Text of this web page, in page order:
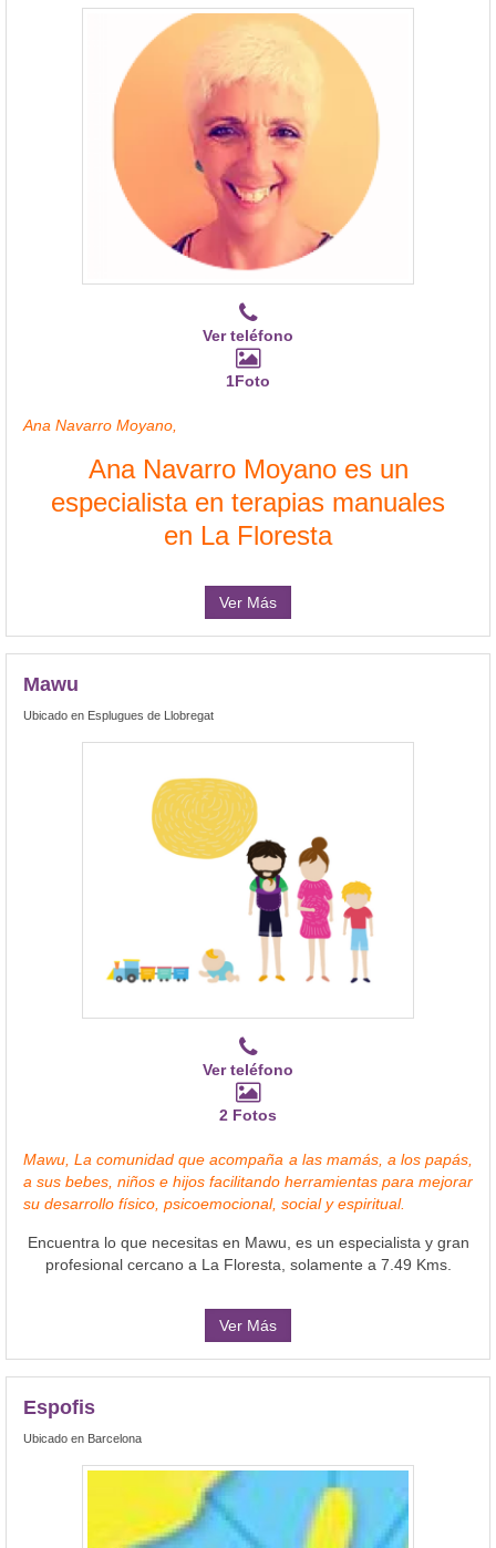
Ver teléfono
1Foto
Ana Navarro Moyano,
Ana Navarro Moyano es un
especialista en terapias manuales
en La Floresta
Ver Más
Mawu
Ubicado en Esplugues de Llobregat
Ver teléfono
2 Fotos
Mawu, La comunidad que acompaña a las mamás, a los papás,
a sus bebes, niños e hijos facilitando herramientas para mejorar
su desarrollo físico, psicoemocional, social y espiritual.
Encuentra lo que necesitas en Mawu, es un especialista y gran
profesional cercano a La Floresta, solamente a 7.49 Kms.
Ver Más
Espofis
Ubicado en Barcelona